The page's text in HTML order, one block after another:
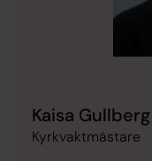
Kaisa Gullberg
Kyrkvaktmästare